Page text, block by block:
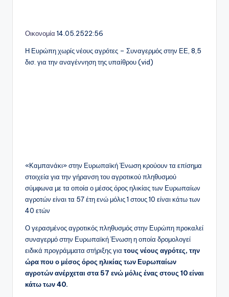
Οικονομία 14.05.2522:56
Η Ευρώπη χωρίς νέους αγρότες – Συναγερμός στην ΕΕ, 8,5
δισ. για την αναγέννηση της υπαίθρου (vid)
«Καμπανάκι» στην Ευρωπαϊκή Ένωση κρούουν τα επίσημα
στοιχεία για την γήρανση του αγροτικού πληθυσμού
σύμφωνα με τα οποία ο μέσος όρος ηλικίας των Ευρωπαίων
αγροτών είναι τα 57 έτη ενώ μόλις 1 στους 10 είναι κάτω των
40 ετών
Ο γερασμένος αγροτικός πληθυσμός στην Ευρώπη προκαλεί
συναγερμό στην Ευρωπαϊκή Ένωση η οποία δρομολογεί
ειδικά προγράμματα στήριξης για τους νέους αγρότες, την
ώρα που ο μέσος όρος ηλικίας των Ευρωπαίων
αγροτών ανέρχεται στα 57 ενώ μόλις ένας στους 10 είναι
κάτω των 40.